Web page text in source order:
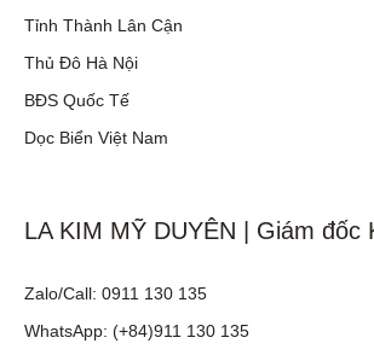
Tỉnh Thành Lân Cận
Thủ Đô Hà Nội
BĐS Quốc Tế
Dọc Biển Việt Nam
LA KIM MỸ DUYÊN | Giám đốc
Zalo/Call: 0911 130 135
WhatsApp: (+84)911 130 135